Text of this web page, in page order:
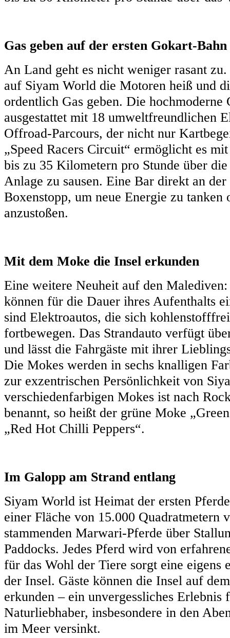
Gas geben auf der ersten Gokart-
An Land geht es nicht weniger rasant
auf Siyam World die Motoren heiß und
ordentlich Gas geben. Die hochmoderne
ausgestattet mit 18 umweltfreundlichen
Offroad-Parcours, der nicht nur
„Speed Racers Circuit“ ermöglicht es
bis zu 35 Kilometern pro Stunde über
Anlage zu sausen. Eine Bar direkt an
Boxenstopp, um neue Energie zu tanken
anzustoßen.
Mit dem Moke die Insel erkunden
Eine weitere Neuheit auf den
können für die Dauer ihres Aufenthalts
sind Elektroautos, die sich
fortbewegen. Das Strandauto verfügt
und lässt die Fahrgäste mit ihrer
Die Mokes werden in sechs knalligen
zur exzentrischen Persönlichkeit von
verschiedenfarbigen Mokes ist nach
benannt, so heißt der grüne Moke
„Red Hot Chilli Peppers“.
Im Galopp am Strand entlang
Siyam World ist Heimat der ersten
einer Fläche von 15.000 Quadratmetern
stammenden Marwari-Pferde über
Paddocks. Jedes Pferd wird von
für das Wohl der Tiere sorgt eine
der Insel. Gäste können die Insel auf
erkunden – ein unvergessliches Erlebnis
Naturliebhaber, insbesondere in den
im Meer versinkt.